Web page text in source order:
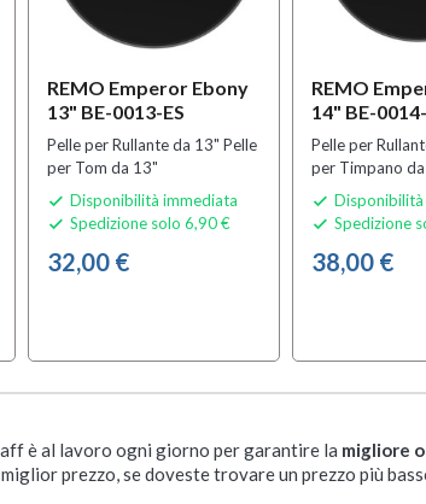
REMO Emperor Ebony
13" BE-0013-ES
Pelle per Rullante da 13" Pelle
per Tom da 13"
 Disponibilità immediata
 Spedizione solo 6,90 €
32,00 €
REMO
14" BE-
Pelle per Rullante
per Timpano

 Spedizione
38,00 €
è al lavoro ogni giorno per garantire la migliore
prezzo, se doveste trovare un prezzo più